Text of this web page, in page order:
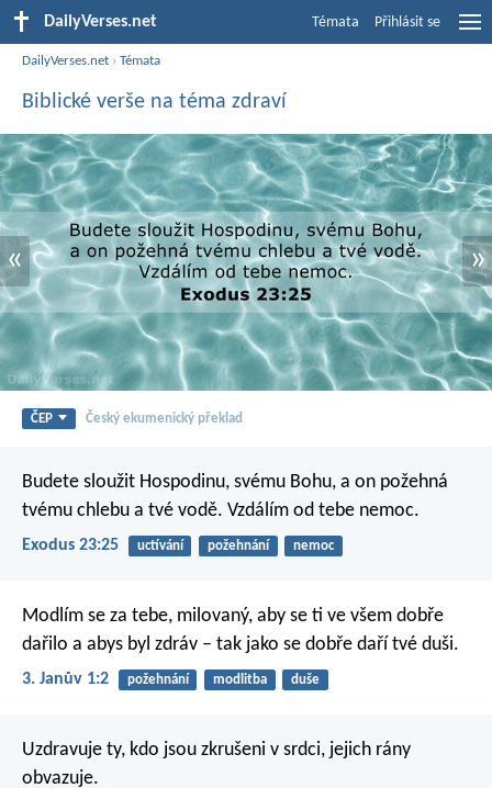
DailyVerses.net Témata Přihlásit se
DailyVerses.net ›Témata
Biblické verše na téma zdraví
« »
ČEP Český ekumenický překlad
Budete sloužit Hospodinu, svému Bohu, a on požehná
tvému chlebu a tvé vodě. Vzdálím od tebe nemoc.
Exodus 23:25 uctívání požehnání nemoc
Modlím se za tebe, milovaný, aby se ti ve všem dobře
dařilo a abys byl zdráv – tak jako se dobře daří tvé duši.
3. Janův 1:2 požehnání modlitba duše
Uzdravuje ty, kdo jsou zkrušeni v srdci, jejich rány
obvazuje.